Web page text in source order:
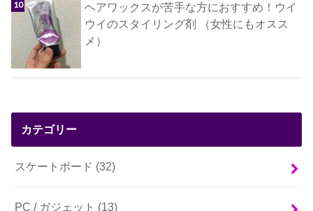
ヘアワックスが苦手な方におすすめ！ウイ
ウイのスタイリング剤 （女性にもオスス
メ）
カテゴリー
スケートボード (32)
PC / ガジェット (13)